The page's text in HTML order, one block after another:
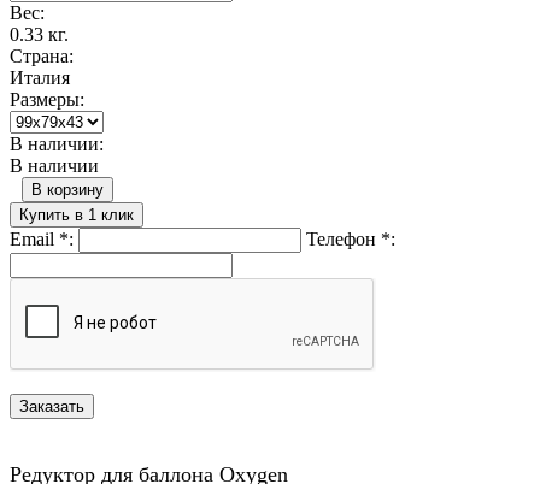
Вес:
0.33 кг.
Страна:
Италия
Размеры:
В наличии:
В наличии
В корзину
Купить в 1 клик
Email *: Телефон *:
Редуктор для баллона Oxygen